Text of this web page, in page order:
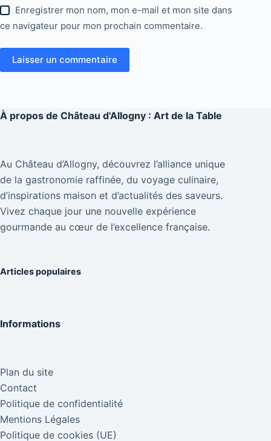
Enregistrer mon nom, mon e-mail et mon site dans
ce navigateur pour mon prochain commentaire.
Laisser un commentaire
À propos de Château d'Allogny : Art de la Table
Au Château d’Allogny, découvrez l’alliance unique
de la gastronomie raffinée, du voyage culinaire,
d’inspirations maison et d’actualités des saveurs.
Vivez chaque jour une nouvelle expérience
gourmande au cœur de l’excellence française.
Articles populaires
Informations
Plan du site
Contact
Politique de confidentialité
Mentions Légales
Politique de cookies (UE)